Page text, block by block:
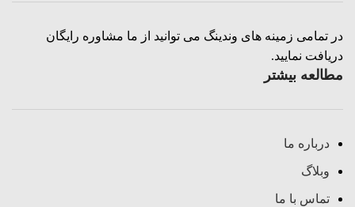
در تمامی زمینه های وندینگ می توانید از ما مشاوره رایگان
دریافت نمایید.
مطالعه بیشتر
درباره ما
وبلاگ
تماس با ما